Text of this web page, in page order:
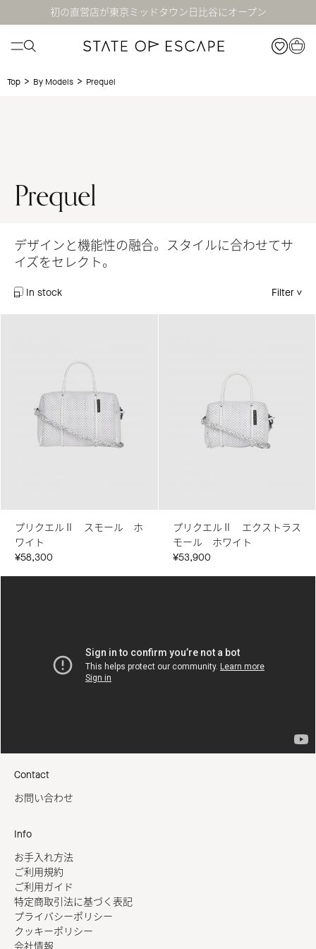
初の直営店が東京ミッドタウン日比谷にオープン
Top > By Models > Prequel
Prequel
デザインと機能性の融合。スタイルに合わせてサ
イズをセレクト。
In stock Filter
プリクエルⅡ スモール ホ
ワイト
¥58,300
プリクエルⅡ エクストラス
モール ホワイト
¥53,900
Contact
お問い合わせ
Info
お手入れ方法
ご利用規約
ご利用ガイド
特定商取引法に基づく表記
プライバシーポリシー
クッキーポリシー